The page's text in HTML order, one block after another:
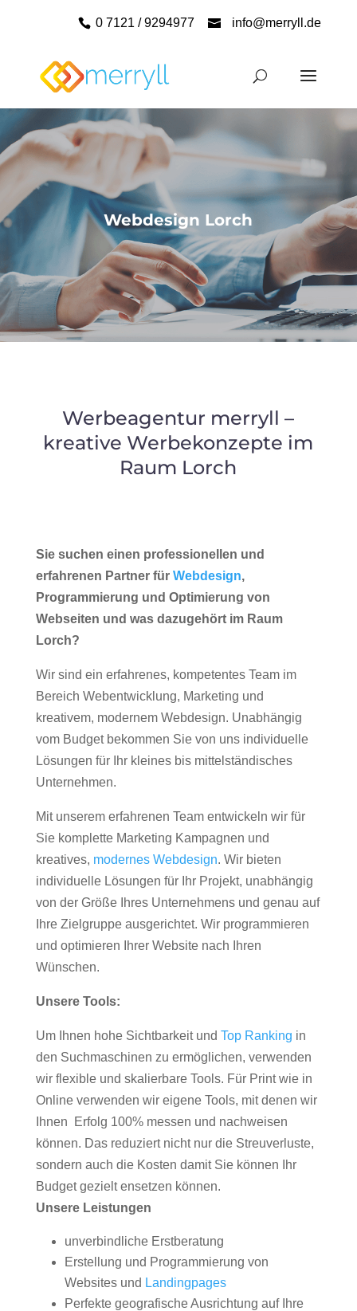
0 7121 / 9294977 info@merryll.de
Webdesign Lorch
Werbeagentur merryll –
kreative Werbekonzepte im
Raum Lorch
Sie suchen einen professionellen und
erfahrenen Partner für Webdesign,
Programmierung und Optimierung von
Webseiten und was dazugehört im Raum
Lorch?
Wir sind ein erfahrenes, kompetentes Team im
Bereich Webentwicklung, Marketing und
kreativem, modernem Webdesign. Unabhängig
vom Budget bekommen Sie von uns individuelle
Lösungen für Ihr kleines bis mittelständisches
Unternehmen.
Mit unserem erfahrenen Team entwickeln wir für
Sie komplette Marketing Kampagnen und
kreatives, modernes Webdesign. Wir bieten
individuelle Lösungen für Ihr Projekt, unabhängig
von der Größe Ihres Unternehmens und genau auf
Ihre Zielgruppe ausgerichtet. Wir programmieren
und optimieren Ihrer Website nach Ihren
Wünschen.
Unsere Tools:
Um Ihnen hohe Sichtbarkeit und Top Ranking in
den Suchmaschinen zu ermöglichen, verwenden
wir flexible und skalierbare Tools. Für Print wie in
Online verwenden wir eigene Tools, mit denen wir
Ihnen Erfolg 100% messen und nachweisen
können. Das reduziert nicht nur die Streuverluste,
sondern auch die Kosten damit Sie können Ihr
Budget gezielt ensetzen können.
Unsere Leistungen
unverbindliche Erstberatung
Erstellung und Programmierung von
Websites und Landingpages
Perfekte geografische Ausrichtung auf Ihre